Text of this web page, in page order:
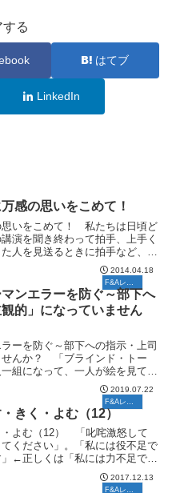
する
はてブ
LinkedIn
感の思いをこめて！
いをこめて！ 私たちは日頃ど
演を聞き終わって拍手、上手く
人を見送るときに拍手など、仕
があります。 拍手には...2014.04.18
ンエラーを防ぐ～部下へ
的」になっていません
ーを防ぐ～部下への指示・上司
せんか？ 「ブラインド・トー
組になって、一人が絵を見て、
じ絵を描いてもらうとい...2019.07.22
F&Aレポート
きく・よむ（12）
よむ（12） 「叱咤激怒して
ください」。「私には役不足で
←正しくは「私には力不足です
と気になる間違い表現...2017.12.13